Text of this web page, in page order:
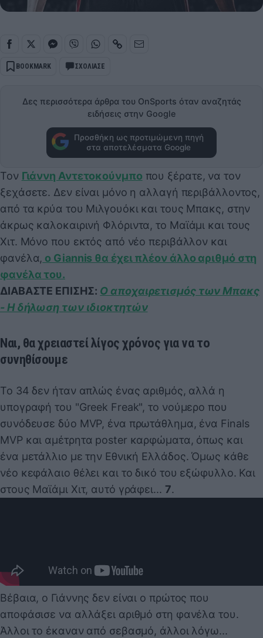
BOOKMARK ΣΧΟΛΙΑΣΕ
Δες περισσότερα άρθρα του OnSports όταν αναζητάς
ειδήσεις στην Google
Προσθήκη ως προτιμώμενη πηγή
στα αποτελέσματα Google
Τον Γιάννη Αντετοκούνμπο που ξέρατε, να τον
ξεχάσετε. Δεν είναι μόνο η αλλαγή περιβάλλοντος,
από τα κρύα του Μιλγουόκι και τους Μπακς, στην
άκρως καλοκαιρινή Φλόριντα, το Μαϊάμι και τους
Χιτ. Μόνο που εκτός από νέο περιβάλλον και
φανέλα, ο Giannis θα έχει πλέον άλλο αριθμό στη
φανέλα του.
ΔΙΑΒΑΣΤΕ ΕΠΙΣΗΣ: Ο αποχαιρετισμός των Μπακς
- Η δήλωση των ιδιοκτητών
Ναι, θα χρειαστεί λίγος χρόνος για να το
συνηθίσουμε
Το 34 δεν ήταν απλώς ένας αριθμός, αλλά η
υπογραφή του "Greek Freak", το νούμερο που
συνόδευσε δύο MVP, ένα πρωτάθλημα, ένα Finals
MVP και αμέτρητα poster καρφώματα, όπως και
ένα μετάλλιο με την Εθνική Ελλάδος. Όμως κάθε
νέο κεφάλαιο θέλει και το δικό του εξώφυλλο. Και
στους Μαϊάμι Χιτ, αυτό γράφει... 7.
Βέβαια, ο Γιάννης δεν είναι ο πρώτος που
αποφάσισε να αλλάξει αριθμό στη φανέλα του.
Άλλοι το έκαναν από σεβασμό, άλλοι λόγω...